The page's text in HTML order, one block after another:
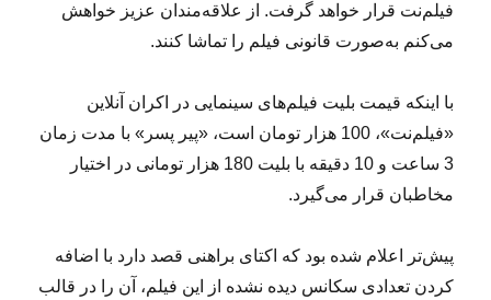
فیلم‌نت قرار خواهد گرفت. از علاقه‌مندان عزیز خواهش
می‌کنم به‌صورت قانونی فیلم را تماشا کنند.
با اینکه قیمت بلیت فیلم‌های سینمایی در اکران آنلاین
«فیلم‌نت»، 100 هزار تومان است، «پیر پسر» با مدت زمان
3 ساعت و 10 دقیقه با بلیت 180 هزار تومانی در اختیار
مخاطبان قرار می‌گیرد.
پیش‌تر اعلام شده بود که اکتای براهنی قصد دارد با اضافه
کردن تعدادی سکانس دیده نشده از این فیلم، آن را در قالب